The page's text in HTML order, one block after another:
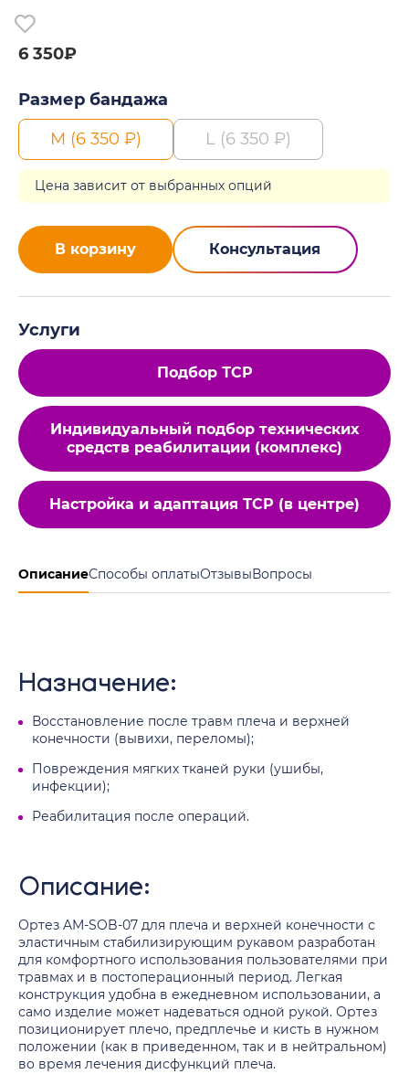
6 350₽
Размер бандажа
M (6 350 ₽)
L (6 350 ₽)
Цена зависит от выбранных опций
В корзину Консультация
Услуги
Подбор ТСР
Индивидуальный подбор технических
средств реабилитации (комплекс)
Настройка и адаптация ТСР (в центре)
ОписаниеСпособы оплатыОтзывыВопросы
Назначение:
Восстановление после травм плеча и верхней
конечности (вывихи, переломы);
Повреждения мягких тканей руки (ушибы,
инфекции);
Реабилитация после операций.
Описание:
Ортез AM-SOB-07 для плеча и верхней конечности с
эластичным стабилизирующим рукавом разработан
для комфортного использования пользователями при
травмах и в постоперационный период. Легкая
конструкция удобна в ежедневном использовании, а
само изделие может надеваться одной рукой. Ортез
позиционирует плечо, предплечье и кисть в нужном
положении (как в приведенном, так и в нейтральном)
во время лечения дисфункций плеча.